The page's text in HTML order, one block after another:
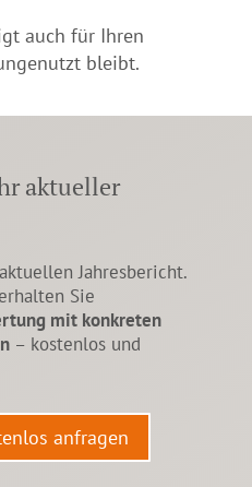
auch für Ihren
bleibt.
aktueller
Jahresbericht.
Sie
mit konkreten
– kostenlos und
anfragen